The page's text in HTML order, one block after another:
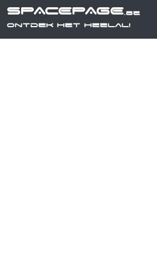
SPACEPAGE.be
Ontdek het heelal!